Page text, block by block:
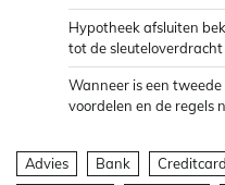
Hypotheek afsluiten
tot de sleuteloverdracht
Wanneer is een
voordelen en de regels
Advies Bank Creditcard